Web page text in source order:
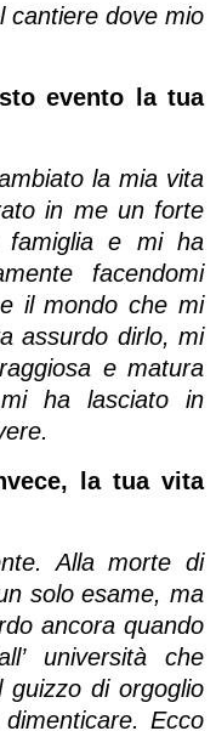
cantiere dove mio
evento la tua
la mia vita
in me un forte
famiglia e mi ha
facendomi
il mondo che mi
assurdo dirlo, mi
e matura
ha lasciato in
la tua vita
Alla morte di
solo esame, ma
ancora quando
università che
di orgoglio
Ecco